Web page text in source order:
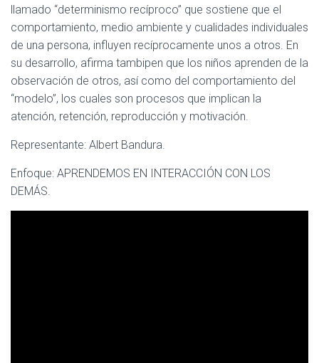
llamado “determinismo recíproco” que sostiene que el
comportamiento, medio ambiente y cualidades individuales
de una persona, influyen recíprocamente unos a otros. En
su desarrollo, afirma tambipen que los niños aprenden de la
observación de otros, así como del comportamiento del
“modelo”, los cuales son procesos que implican la
atención, retención, reproducción y motivación.
Representante: Albert Bandura.
Enfoque: APRENDEMOS EN INTERACCIÓN CON LOS
DEMÁS.